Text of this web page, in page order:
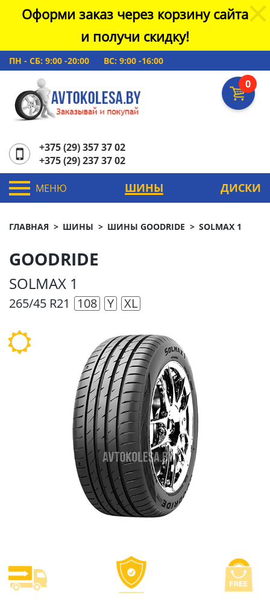
Оформи заказ через корзину сайта
и получи скидку!
ПН - СБ: 9:00 -20:00 ВС: 9:00 -16:00
0
+375 (29) 357 37 02
+375 (29) 237 37 02
МЕНЮ ШИНЫ ДИСКИ
ГЛАВНАЯ ШИНЫ ШИНЫ GOODRIDE SOLMAX 1
GOODRIDE
SOLMAX 1
265/45 R21 108 Y XL